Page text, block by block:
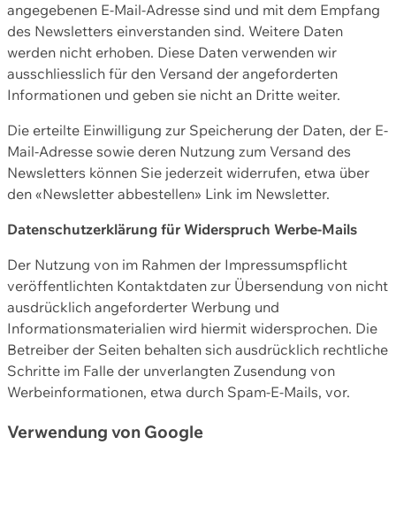
angegebenen E-Mail-Adresse sind und mit dem Empfang
des Newsletters einverstanden sind. Weitere Daten
werden nicht erhoben. Diese Daten verwenden wir
ausschliesslich für den Versand der angeforderten
Informationen und geben sie nicht an Dritte weiter.
Die erteilte Einwilligung zur Speicherung der Daten, der E-
Mail-Adresse sowie deren Nutzung zum Versand des
Newsletters können Sie jederzeit widerrufen, etwa über
den «Newsletter abbestellen» Link im Newsletter.
Datenschutzerklärung für Widerspruch Werbe-Mails
Der Nutzung von im Rahmen der Impressumspflicht
veröffentlichten Kontaktdaten zur Übersendung von nicht
ausdrücklich angeforderter Werbung und
Informationsmaterialien wird hiermit widersprochen. Die
Betreiber der Seiten behalten sich ausdrücklich rechtliche
Schritte im Falle der unverlangten Zusendung von
Werbeinformationen, etwa durch Spam-E-Mails, vor.
Verwendung von Google